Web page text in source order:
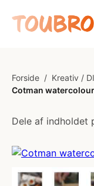
Forside / Kreativ /
Cotman
Dele af indholdet